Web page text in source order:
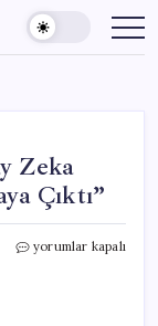
Zeka
Çıktı”
“Musk’ın
yorumlar kapalı